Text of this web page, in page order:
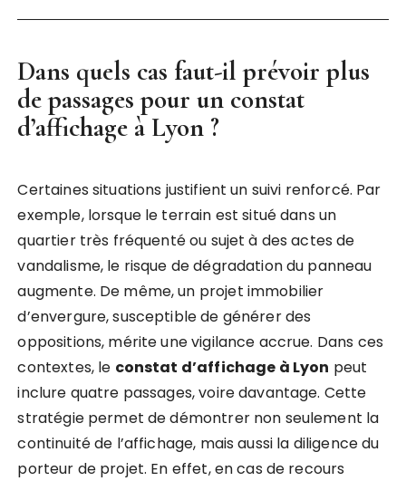
Dans quels cas faut-il prévoir plus
de passages pour un constat
d’affichage à Lyon ?
Certaines situations justifient un suivi renforcé. Par
exemple, lorsque le terrain est situé dans un
quartier très fréquenté ou sujet à des actes de
vandalisme, le risque de dégradation du panneau
augmente. De même, un projet immobilier
d’envergure, susceptible de générer des
oppositions, mérite une vigilance accrue. Dans ces
contextes, le constat d’affichage à Lyon peut
inclure quatre passages, voire davantage. Cette
stratégie permet de démontrer non seulement la
continuité de l’affichage, mais aussi la diligence du
porteur de projet. En effet, en cas de recours